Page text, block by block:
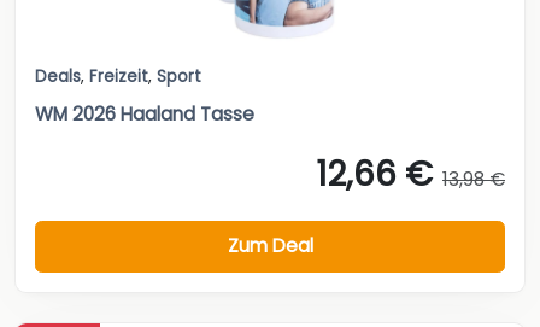
Deals, Freizeit, Sport
WM 2026 Haaland Tasse
12,66 € 13,98 €
Zum Deal